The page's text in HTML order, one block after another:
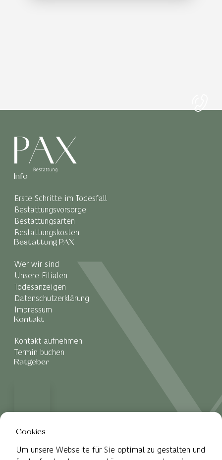
Info
Erste Schritte im Todesfall
Bestattungsvorsorge
Bestattungsarten
Bestattungskosten
Bestattung PAX
Wer wir sind
Unsere Filialen
Todesanzeigen
Datenschutzerklärung
Impressum
Kontakt
Kontakt aufnehmen
Termin buchen
Ratgeber
Cookies
Um unsere Webseite für Sie optimal zu gestalten und